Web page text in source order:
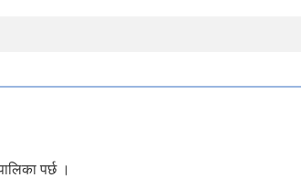
पर्छ ।